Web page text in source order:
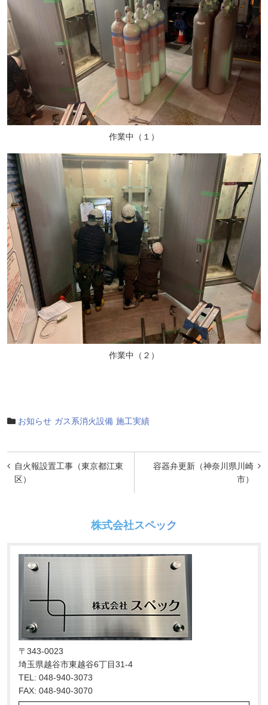
作業中（１）
作業中（２）
お知らせ ガス系消火設備 施工実績
投
稿
容器弁更新（神奈川県川崎
市）
自火報設置工事（東京都江東
区）
株式会社スペック
〒343-0023
埼玉県越谷市東越谷6丁目31-4
TEL: 048-940-3073
FAX: 048-940-3070